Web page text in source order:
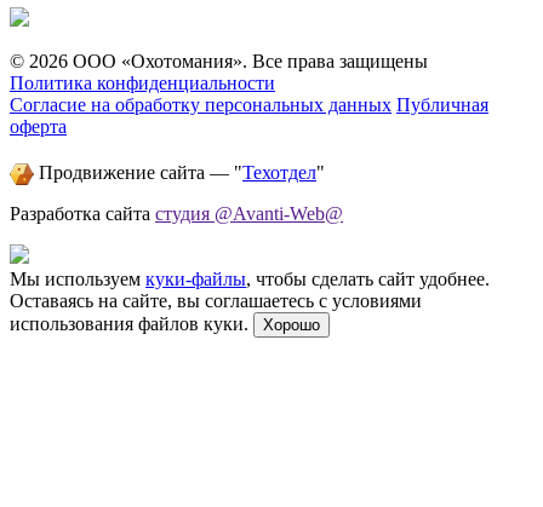
© 2026 ООО «Охотомания». Все права защищены
Политика конфиденциальности
Согласие на обработку персональных данных Публичная
оферта
Продвижение сайта — "Техотдел"
Разработка сайта студия @Avanti-Web@
Мы используем куки-файлы, чтобы сделать сайт удобнее.
Оставаясь на сайте, вы соглашаетесь с условиями
использования файлов куки.
Хорошо